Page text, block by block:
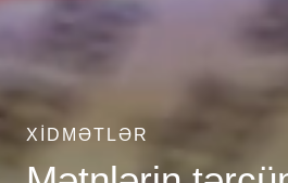
XIDMƏTLƏR